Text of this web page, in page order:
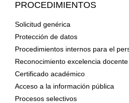
PROCEDIMIENTOS
Solicitud genérica
Protección de datos
Procedimientos internos para el
Reconocimiento excelencia docente
Certificado académico
Acceso a la información pública
Procesos selectivos